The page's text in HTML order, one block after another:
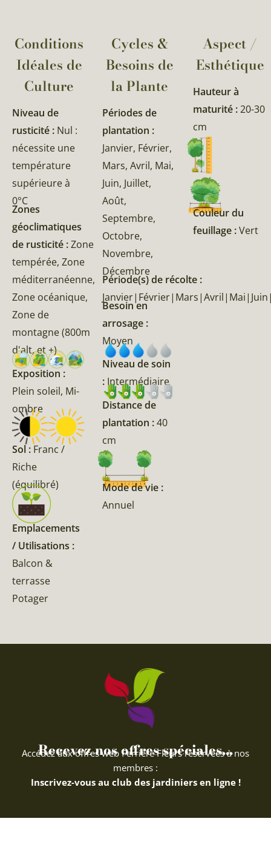
Conditions
Idéales de
Culture
Niveau de
rusticité : Nul :
nécessite une
température
supérieure à
0°C
Zones
géoclimatiques
de rusticité :Zone
tempérée, Zone
méditerranéenne,
Zone océanique,
Zone de
montagne (800m
d'alt, et +)
Exposition :
Plein soleil, Mi-
ombre
Sol : Franc /
Riche
(équilibré)
Emplacements
/ Utilisations :
Balcon &
terrasse
Potager
Cycles &
Besoins de
la Plante​
Périodes de
plantation :
Janvier, Février,
Mars, Avril, Mai,
Juin, Juillet,
Août,
Septembre,
Octobre,
Novembre,
Décembre
Période(s) de récolte :
Besoin en
arrosage :
Moyen
Niveau de soin
: Intermédiaire
Distance de
plantation :40
cm
Mode de vie :
Annuel
Aspect /
Esthétique
Hauteur à
maturité :20-30
cm
Couleur du
feuillage :Vert
Recevez nos offres spéciales...
Accédez aux offres web Ferriere Fleurs réservées à nos
membres :
Inscrivez-vous au club des jardiniers en ligne !